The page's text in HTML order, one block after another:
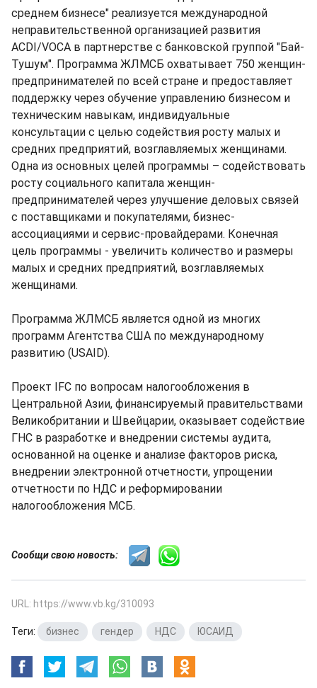
среднем бизнесе" реализуется международной
неправительственной организацией развития
ACDI/VOCA в партнерстве с банковской группой "Бай-
Тушум". Программа ЖЛМСБ охватывает 750 женщин-
предпринимателей по всей стране и предоставляет
поддержку через обучение управлению бизнесом и
техническим навыкам, индивидуальные
консультации с целью содействия росту малых и
средних предприятий, возглавляемых женщинами.
Одна из основных целей программы – содействовать
росту социального капитала женщин-
предпринимателей через улучшение деловых связей
с поставщиками и покупателями, бизнес-
ассоциациями и сервис-провайдерами. Конечная
цель программы - увеличить количество и размеры
малых и средних предприятий, возглавляемых
женщинами.
Программа ЖЛМСБ является одной из многих
программ Агентства США по международному
развитию (USAID).
Проект IFC по вопросам налогообложения в
Центральной Азии, финансируемый правительствами
Великобритании и Швейцарии, оказывает содействие
ГНС в разработке и внедрении системы аудита,
основанной на оценке и анализе факторов риска,
внедрении электронной отчетности, упрощении
отчетности по НДС и реформировании
налогообложения МСБ.
Сообщи свою новость:
URL: https://www.vb.kg/310093
Теги: бизнес гендер НДС ЮСАИД